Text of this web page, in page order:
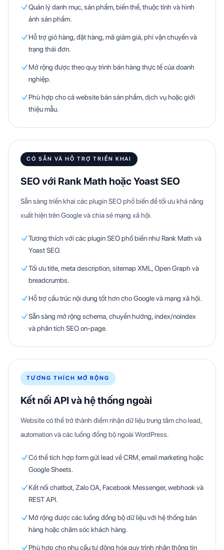
Quản lý danh mục, sản phẩm, biến thể, thuộc tính và hình
ảnh sản phẩm.
Hỗ trợ giỏ hàng, đặt hàng, mã giảm giá, phí vận chuyển và
trạng thái đơn.
Mở rộng được theo quy trình bán hàng thực tế của doanh
nghiệp.
Phù hợp cho cả website bán sản phẩm, dịch vụ hoặc giới
thiệu mẫu.
CÓ SẴN VÀ HỖ TRỢ TRIỂN KHAI
SEO với Rank Math hoặc Yoast SEO
Sẵn sàng triển khai các plugin SEO phổ biến để tối ưu khả năng
xuất hiện trên Google và chia sẻ mạng xã hội.
Tương thích với các plugin SEO phổ biến như Rank Math và
Yoast SEO.
Tối ưu title, meta description, sitemap XML, Open Graph và
breadcrumbs.
Hỗ trợ cấu trúc nội dung tốt hơn cho Google và mạng xã hội.
Sẵn sàng mở rộng schema, chuyển hướng, index/noindex
và phân tích SEO on-page.
TƯƠNG THÍCH MỞ RỘNG
Kết nối API và hệ thống ngoài
Website có thể trở thành điểm nhận dữ liệu trung tâm cho lead,
automation và các luồng đồng bộ ngoài WordPress.
Có thể tích hợp form gửi lead về CRM, email marketing hoặc
Google Sheets.
Kết nối chatbot, Zalo OA, Facebook Messenger, webhook và
REST API.
Mở rộng được các luồng đồng bộ dữ liệu với hệ thống bán
hàng hoặc chăm sóc khách hàng.
Phù hợp cho nhu cầu tự động hóa quy trình nhận thông tin